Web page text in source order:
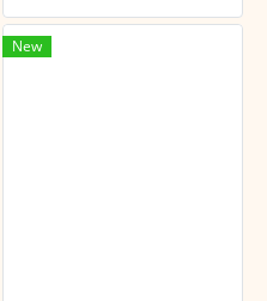
New